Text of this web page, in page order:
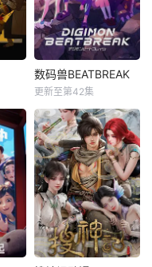
数码兽BEATBREAK
更新至第42集